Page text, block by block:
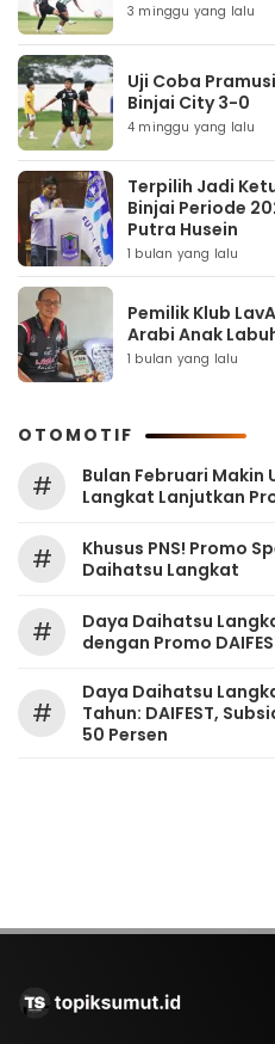
3 minggu yang lalu
Uji Coba
Binjai City 3-0
4 minggu yang lalu
Terpilih Jadi
Binjai Periode
Putra Husein
1 bulan yang lalu
Pemilik Klub
Arabi Anak
1 bulan yang lalu
OTOMOTIF
#
Bulan Februari Makin
Langkat Lanjutkan
#
Khusus PNS! Promo
Daihatsu Langkat
#
Daya Daihatsu
dengan Promo
#
Daya Daihatsu
Tahun: DAIFEST,
50 Persen